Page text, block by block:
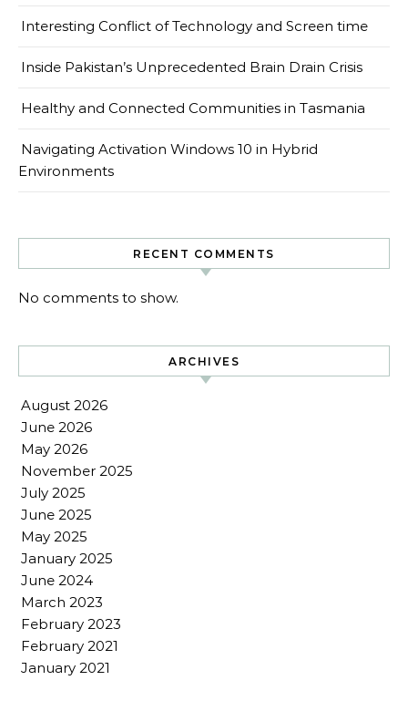
Interesting Conflict of Technology and Screen time
Inside Pakistan’s Unprecedented Brain Drain Crisis
Healthy and Connected Communities in Tasmania
Navigating Activation Windows 10 in Hybrid
Environments
RECENT COMMENTS
No comments to show.
ARCHIVES
August 2026
June 2026
May 2026
November 2025
July 2025
June 2025
May 2025
January 2025
June 2024
March 2023
February 2023
February 2021
January 2021